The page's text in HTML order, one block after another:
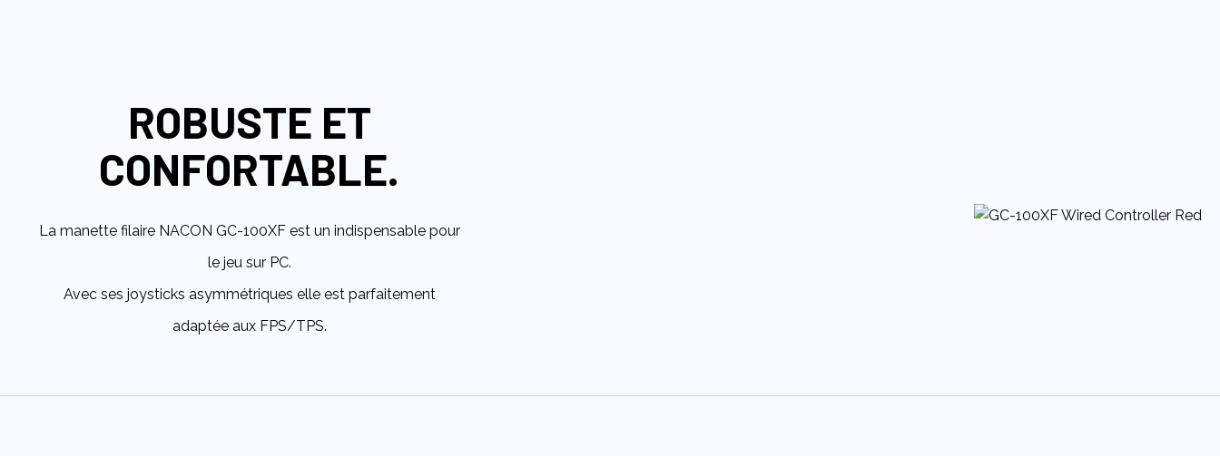
ROBUSTE ET
CONFORTABLE.
La manette filaire NACON GC-100XF est un indispensable pour
le jeu sur PC.
Avec ses joysticks asymmétriques elle est parfaitement
adaptée aux FPS/TPS.